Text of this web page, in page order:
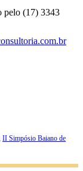
pelo (17) 3343
II Simpósio Baiano de